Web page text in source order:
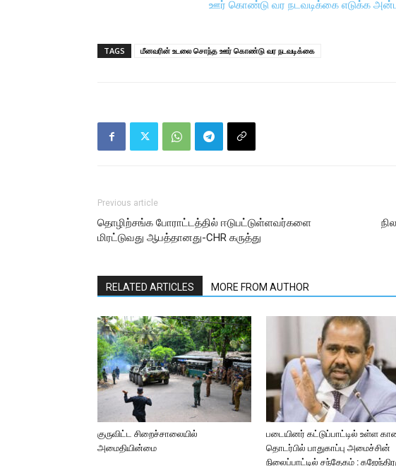
TAGS மீனவரின் உடலை சொந்த ஊர் கொண்டு வர நடவடிக்கை
Previous article
தொழிற்சங்க போராட்டத்தில் ஈடுபட்டுள்ளவர்களை
மிரட்டுவது ஆபத்தானது-CHR கருத்து
RELATED ARTICLES MORE FROM AUTHOR
குருவிட்ட சிறைச்சாலையில்
அமைதியின்மை
படையினர் கட்டுப்பாட்டில் உள்ள
தொடர்பில் பாதுகாப்பு அமைச்சின்
நிலைப்பாட்டில் சந்தேகம் :